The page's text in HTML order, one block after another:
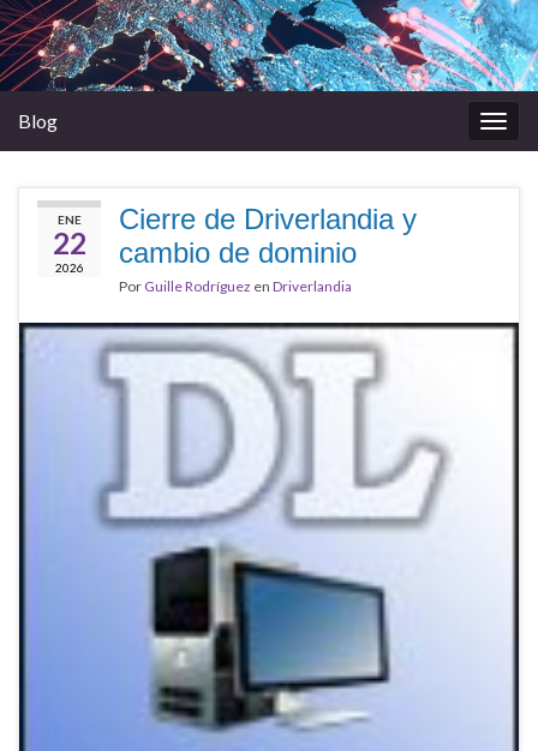
la
Blog
ENE
22
2026
Cierre de Driverlandia y
cambio de dominio
Por Guille Rodríguez en Driverlandia